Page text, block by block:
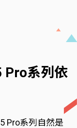
Pro系列依
Pro系列自然是